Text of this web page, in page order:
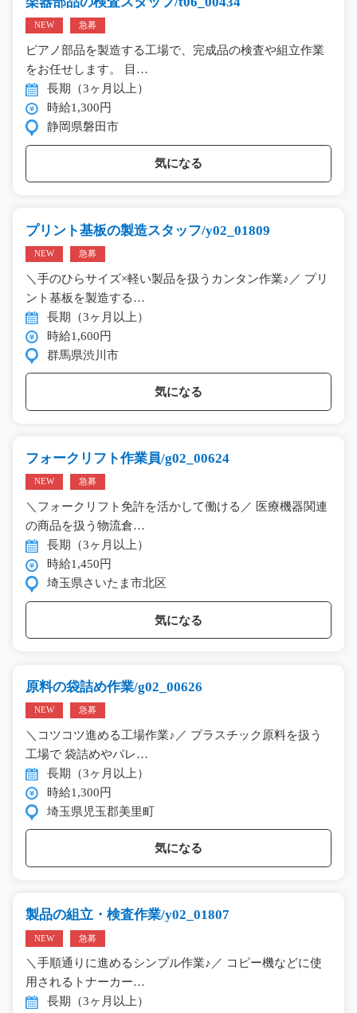
NEW 急募
ピアノ部品を製造する工場で、完成品の検査や組立作業
をお任せします。 目…
長期（3ヶ月以上）
時給1,300円
静岡県磐田市
気になる
プリント基板の製造スタッフ/y02_01809
NEW 急募
＼手のひらサイズ×軽い製品を扱うカンタン作業♪／ プリ
ント基板を製造する…
長期（3ヶ月以上）
時給1,600円
群馬県渋川市
気になる
フォークリフト作業員/g02_00624
NEW 急募
＼フォークリフト免許を活かして働ける／ 医療機器関連
の商品を扱う物流倉…
長期（3ヶ月以上）
時給1,450円
埼玉県さいたま市北区
気になる
原料の袋詰め作業/g02_00626
NEW 急募
＼コツコツ進める工場作業♪／ プラスチック原料を扱う
工場で 袋詰めやパレ…
長期（3ヶ月以上）
時給1,300円
埼玉県児玉郡美里町
気になる
製品の組立・検査作業/y02_01807
NEW 急募
＼手順通りに進めるシンプル作業♪／ コピー機などに使
用されるトナーカー…
長期（3ヶ月以上）